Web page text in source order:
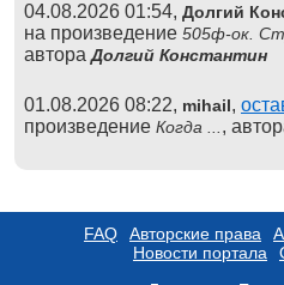
04.08.2026 01:54, Долгий
на произведение 505ф-ок.
автораДолгий Константин
01.08.2026 08:22, mihail,
произведение Когда ... ,
FAQ Авторские права
Новости портала